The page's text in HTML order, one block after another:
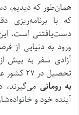
همان‌طور که دیدیم،
که با برنامه‌ریزی
دست‌یافتنی است.
ورود به دنیایی از
تحصیل در ۲۷ کشور عضو اتحادیه. افرادی که تصمیم به
به رومانی می‌گیرند،
آینده خود و